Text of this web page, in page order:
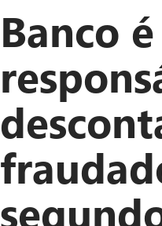
Banco é